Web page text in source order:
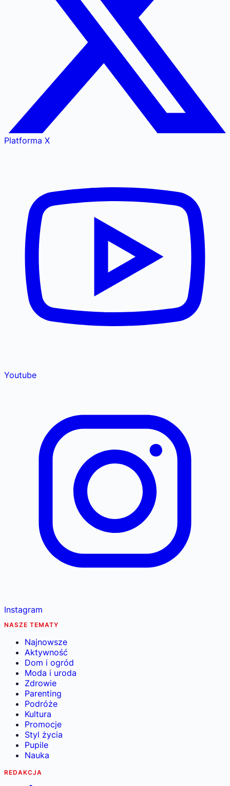
Platforma X
Youtube
Instagram
NASZE TEMATY
Najnowsze
Aktywność
Dom i ogród
Moda i uroda
Zdrowie
Parenting
Podróże
Kultura
Promocje
Styl życia
Pupile
Nauka
REDAKCJA